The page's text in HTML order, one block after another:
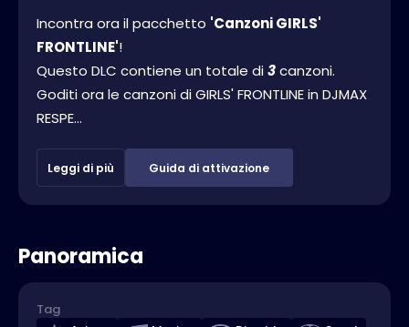
Incontra ora il pacchetto 'Canzoni GIRLS'
FRONTLINE'!
Questo DLC contiene un totale di3canzoni.
Goditi ora le canzoni di GIRLS' FRONTLINE in DJMAX
RESPE...
Leggi di più Guida di attivazione
Panoramica
Tag